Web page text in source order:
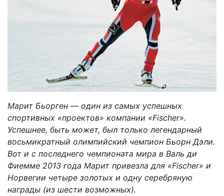
Марит Бьорген — один из самых успешных
спортивных «проектов» компании «Fischer».
Успешнее, быть может, был только легендарный
восьмикратный олимпийский чемпион Бьорн Дэли.
Вот и с последнего чемпионата мира в Валь ди
Фиемме 2013 года Марит привезла для «Fischer» и
Норвегии четыре золотых и одну серебряную
награды (из шести возможных).